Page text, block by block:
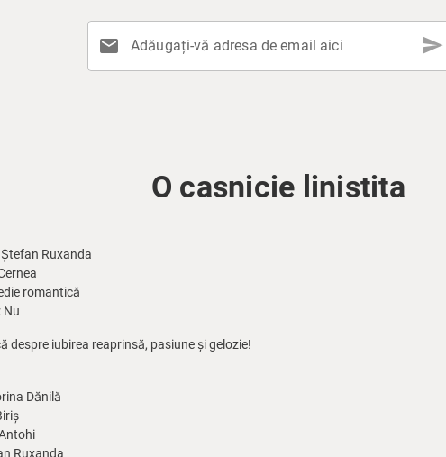
mail Adăugați-vă adresa de email aici send
O casnicie linistita
Ștefan Ruxanda
romantică
Nu
despre iubirea reaprinsă, pasiune și gelozie!
Dănilă
Ruxanda